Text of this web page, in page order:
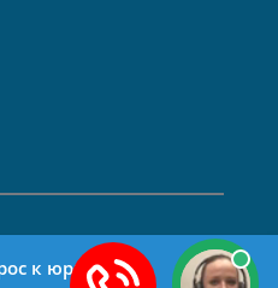
к юристу?